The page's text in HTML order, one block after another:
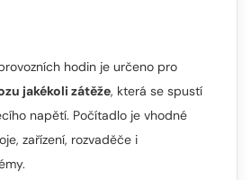
hodin je určeno pro
jakékoli zátěže, která se spustí
napětí. Počítadlo je vhodné
zařízení, rozvaděče i